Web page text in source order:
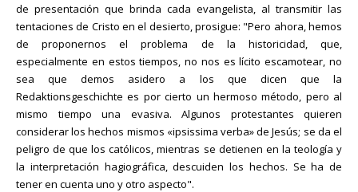
de presentación que brinda cada evangelista, al transmitir las
tentaciones de Cristo en el desierto, prosigue: "Pero ahora, hemos
de proponernos el problema de la historicidad, que,
especialmente en estos tiempos, no nos es lícito escamotear, no
sea que demos asidero a los que dicen que la
Redaktionsgeschichte es por cierto un hermoso método, pero al
mismo tiempo una evasiva. Algunos protestantes quieren
considerar los hechos mismos «ipsissima verba» de Jesús; se da el
peligro de que los católicos, mientras se detienen en la teología y
la interpretación hagiográfica, descuiden los hechos. Se ha de
tener en cuenta uno y otro aspecto".